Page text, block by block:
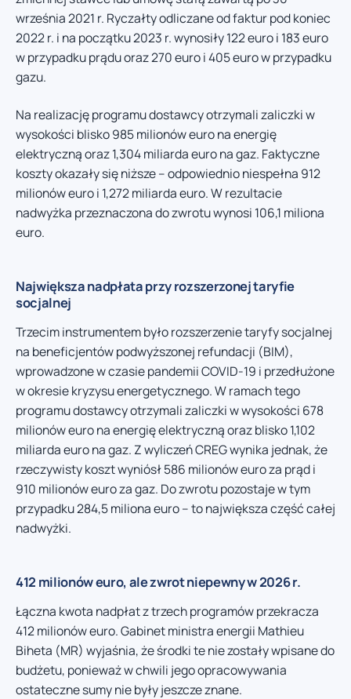
września 2021 r. Ryczałty odliczane od faktur pod koniec
2022 r. i na początku 2023 r. wynosiły 122 euro i 183 euro
w przypadku prądu oraz 270 euro i 405 euro w przypadku
gazu.
Na realizację programu dostawcy otrzymali zaliczki w
wysokości blisko 985 milionów euro na energię
elektryczną oraz 1,304 miliarda euro na gaz. Faktyczne
koszty okazały się niższe – odpowiednio niespełna 912
milionów euro i 1,272 miliarda euro. W rezultacie
nadwyżka przeznaczona do zwrotu wynosi 106,1 miliona
euro.
Największa nadpłata przy rozszerzonej taryfie
socjalnej
Trzecim instrumentem było rozszerzenie taryfy socjalnej
na beneficjentów podwyższonej refundacji (BIM),
wprowadzone w czasie pandemii COVID-19 i przedłużone
w okresie kryzysu energetycznego. W ramach tego
programu dostawcy otrzymali zaliczki w wysokości 678
milionów euro na energię elektryczną oraz blisko 1,102
miliarda euro na gaz. Z wyliczeń CREG wynika jednak, że
rzeczywisty koszt wyniósł 586 milionów euro za prąd i
910 milionów euro za gaz. Do zwrotu pozostaje w tym
przypadku 284,5 miliona euro – to największa część całej
nadwyżki.
412 milionów euro, ale zwrot niepewny w 2026 r.
Łączna kwota nadpłat z trzech programów przekracza
412 milionów euro. Gabinet ministra energii Mathieu
Biheta (MR) wyjaśnia, że środki te nie zostały wpisane do
budżetu, ponieważ w chwili jego opracowywania
ostateczne sumy nie były jeszcze znane.